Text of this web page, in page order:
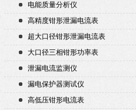
电能质量分析仪
高精度钳形泄漏电流表
超大口径钳形泄漏电流表
大口径三相钳形功率表
泄漏电流监测仪
漏电保护器测试仪
高低压钳形电流表